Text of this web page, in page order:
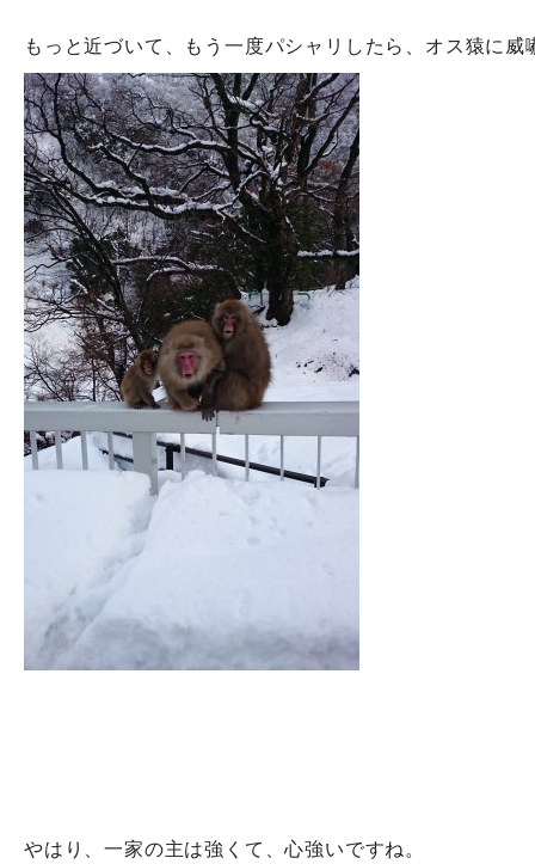
もっと近づいて、もう一度パシャリしたら、オス猿に威
やはり、一家の主は強くて、心強いですね。